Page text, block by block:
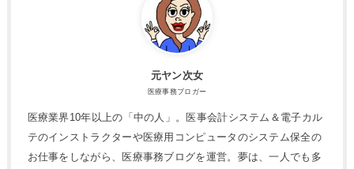
元ヤン次女
医療事務ブロガー
医療業界10年以上の「中の人」。医事会計システム＆電子カル
テのインストラクターや医療用コンピュータのシステム保全の
お仕事をしながら、医療事務ブログを運営。夢は、一人でも多